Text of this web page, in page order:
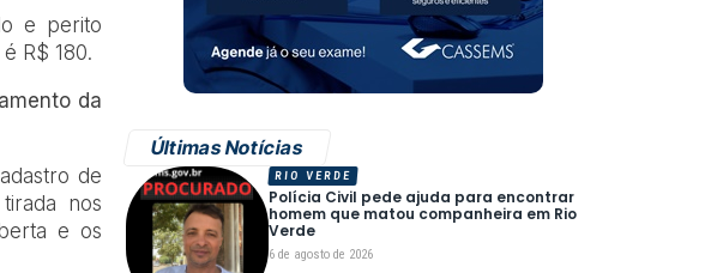
e perito
R$ 180.
da
de
nos
e os
Últimas Notícias
Polícia Civil pede ajuda para encontrar
homem que matou companheira em Rio
Verde
6 de agosto de 2026
RIO VERDE